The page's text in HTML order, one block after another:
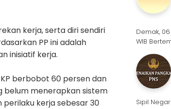
kerja, serta diri sendiri
PP ini adalah
inisiatif kerja.
berbobot 60 persen dan
belum menerapkan sistem
perilaku kerja sebesar 30
Demak,
WIB
Sipil